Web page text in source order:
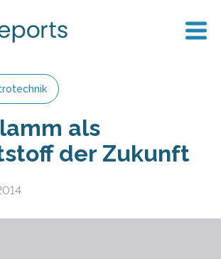
als
der Zukunft